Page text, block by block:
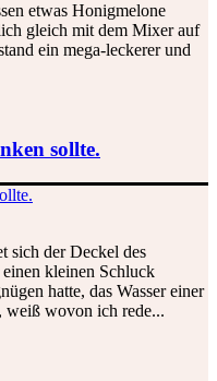
etwas Honigmelone
gleich mit dem Mixer auf
ein mega-leckerer und
sollte.
sich der Deckel des
kleinen Schluck
hatte, das Wasser einer
weiß wovon ich rede...